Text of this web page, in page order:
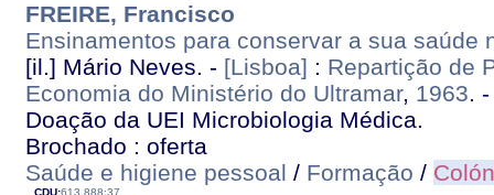
FREIRE, Francisco
Ensinamentos para conservar a sua saúde
[il.] Mário Neves. - [Lisboa] : Repartição de
Economia do Ministério do Ultramar, 1963.
Doação da UEI Microbiologia Médica.
Brochado : oferta
Saúde e higiene pessoal / Formação /
CDU:613.888:37